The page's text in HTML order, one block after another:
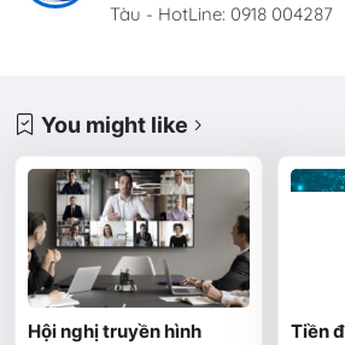
Tàu - HotLine: 0918 004287
You might like
Hội nghị truyền hình
Tiền